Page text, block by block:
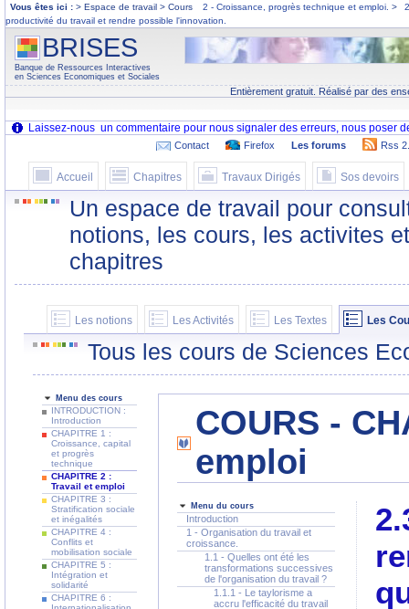
Vous êtes ici : > Espace de travail > Cours 2 - Croissance, progrès technique et emploi. >
productivité du travail et rendre possible l'innovation.
BRISES
Banque de Ressources Interactives
en Sciences Economiques et Sociales
Entièrement gratuit. Réalisé par des
Contact Firefox Les forums Rss
Accueil Chapitres Travaux Dirigés Sos devoirs
Un espace de travail pour
notions, les cours, les activites
chapitres
Les notions Les Activités Les Textes Les
Tous les cours de Sciences
Menu des cours
INTRODUCTION :
Introduction
CHAPITRE 1 :
Croissance, capital
et progrès
technique
CHAPITRE 2 :
Travail et emploi
CHAPITRE 3 :
Stratification sociale
et inégalités
CHAPITRE 4 :
Conflits et
mobilisation sociale
CHAPITRE 5 :
Intégration et
solidarité
CHAPITRE 6 :
COURS -
emploi
Menu du cours
Introduction
1 - Organisation du travail et
croissance.
1.1 - Quelles ont été les
transformations successives
de l'organisation du travail ?
1.1.1 - Le taylorisme a
accru l'efficacité du travail